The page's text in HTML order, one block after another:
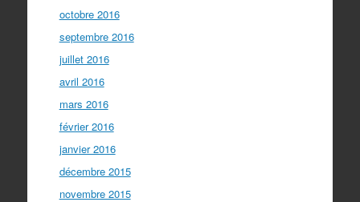
octobre 2016
septembre 2016
juillet 2016
avril 2016
mars 2016
février 2016
janvier 2016
décembre 2015
novembre 2015